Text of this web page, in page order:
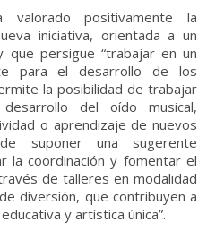
positivamente la
iniciativa, orientada a un
que persigue “trabajar en un
para el desarrollo de los
la posibilidad de trabajar
del oído musical,
o aprendizaje de nuevos
suponer una sugerente
la coordinación y fomentar el
de talleres en modalidad
diversión, que contribuyen a
y artística única”.